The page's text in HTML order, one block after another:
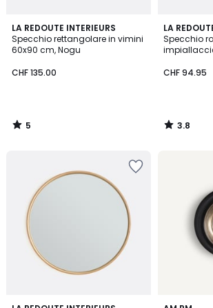
LA REDOUTE INTERIEURS
Specchio rettangolare in vimini
60x90 cm, Nogu
CHF 135.00
5
/
5
5
/
LA
Specchio
CHF 94.95
3.8
/ 5
3.8
/